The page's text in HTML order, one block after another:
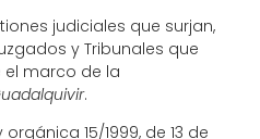
judiciales que surjan,
y Tribunales que
marco de la
.
15/1999, de 13 de